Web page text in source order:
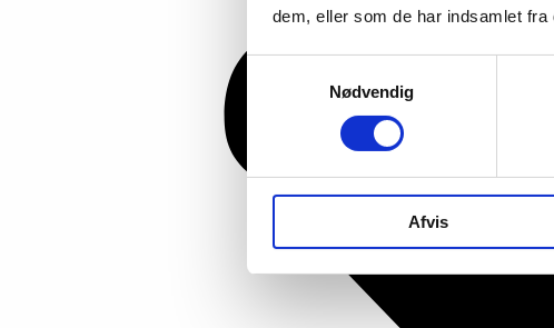
dem, eller som de har indsamlet fra
Nødvendig
Afvis